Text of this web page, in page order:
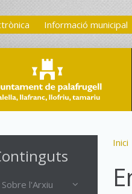
Informació municipal
Inici
Sobre l'Arxiu